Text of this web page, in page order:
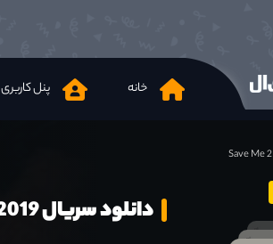
خانه پنل کاربری
Save Me 2
دانلود سریال Save Me 2 2019